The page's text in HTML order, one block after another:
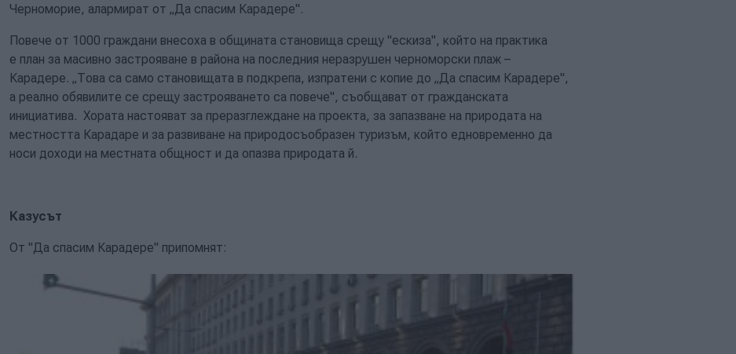
Черноморие, алармират от „Да спасим Карадере".
Повече от 1000 граждани внесоха в общината становища срещу "ескиза", който на практика
е план за масивно застрояване в района на последния неразрушен черноморски плаж –
Карадере. „Това са само становищата в подкрепа, изпратени с копие до „Да спасим Карадере",
а реално обявилите се срещу застрояването са повече", съобщават от гражданската
инициатива. Хората настояват за преразглеждане на проекта, за запазване на природата на
местността Карадаре и за развиване на природосъобразен туризъм, който едновременно да
носи доходи на местната общност и да опазва природата й.
Казусът
От "Да спасим Карадере" припомнят: